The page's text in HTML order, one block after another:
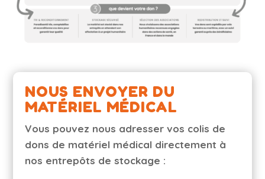
NOUS ENVOYER DU
MATÉRIEL MÉDICAL
Vous pouvez nous adresser vos colis de
dons de matériel médical directement à
nos entrepôts de stockage :